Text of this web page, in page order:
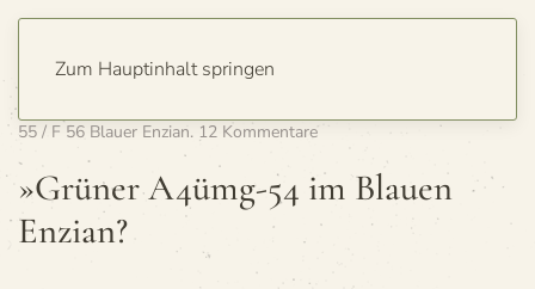
Zum Hauptinhalt springen
55 / F 56 Blauer Enzian. 12 Kommentarezu
ner
A4ümg-
54
»Grü­ner A4ümg-54 im Blauen
Enzian?